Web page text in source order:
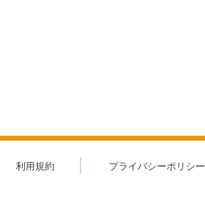
利用規約 プライバシーポリシー